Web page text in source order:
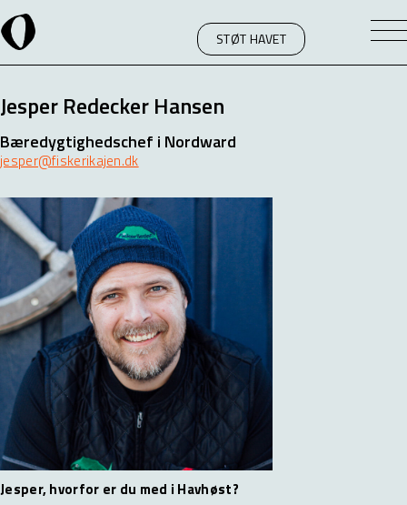
STØT HAVET
Jesper Redecker Hansen
Bæredygtighedschef i Nordward
jesper@fiskerikajen.dk
Jesper, hvorfor er du med i Havhøst?